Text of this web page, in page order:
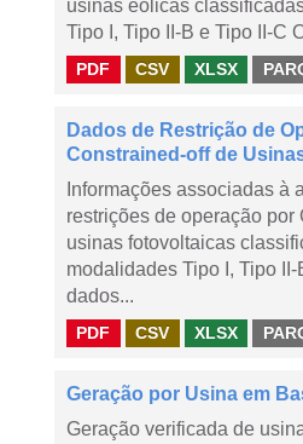
usinas eólicas
Tipo I, Tipo II-B e Tipo II-C
PDF CSV XLSX
Dados de Restrição de
Constrained-off de
Informações associadas à
restrições de operação por
usinas fotovoltaicas
modalidades Tipo I, Tipo II-
dados...
PDF CSV XLSX
Geração por Usina em
Geração verificada de